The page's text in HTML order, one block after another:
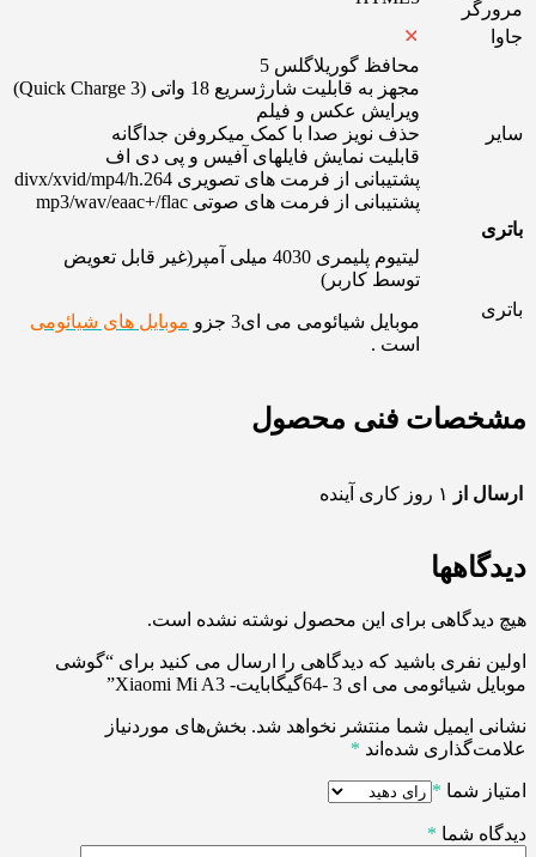
مرورگر
جاوا
سایر
محافظ گوریلاگلس 5
مجهز به قابلیت شارژسریع 18 واتی (Quick Charge 3)
ویرایش عکس و فیلم
حذف نویز صدا با کمک میکروفن جداگانه
قابلیت نمایش فایلهای آفیس و پی دی اف
پشتیبانی از فرمت های تصویری divx/xvid/mp4/h.264
پشتیبانی از فرمت های صوتی mp3/wav/eaac+/flac
باتری
باتری
لیتیوم پلیمری 4030 میلی آمپر(غیر قابل تعویض
توسط کاربر)
موبایل شیائومی می ای3 جزو
موبایل های شیائومی
است .
مشخصات فنی محصول
ارسال از ۱ روز کاری آینده
دیدگاهها
هیچ دیدگاهی برای این محصول نوشته نشده است.
اولین نفری باشید که دیدگاهی را ارسال می کنید برای “گوشی
موبایل شیائومی می ای 3 -64گیگابایت- Xiaomi Mi A3”
نشانی ایمیل شما منتشر نخواهد شد. بخش‌های موردنیاز
علامت‌گذاری شده‌اند *
امتیاز شما *
دیدگاه شما *